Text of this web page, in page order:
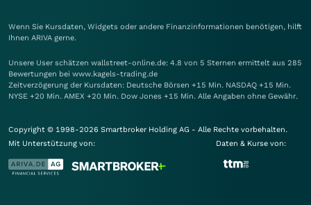
Wenn Sie Kursdaten, Widgets oder andere Finanzinformationen benötigen, hilft
Ihnen ARIVA gerne.
Unsere User schätzen wallstreet-online.de: 4.8 von 5 Sternen ermittelt aus 285
Bewertungen bei www.kagels-trading.de
Zeitverzögerung der Kursdaten: Deutsche Börsen +15 Min. NASDAQ +15 Min.
NYSE +20 Min. AMEX +20 Min. Dow Jones +15 Min. Alle Angaben ohne Gewähr.
Copyright © 1998-2026 Smartbroker Holding AG - Alle Rechte vorbehalten.
Mit Unterstützung von:
Daten & Kurse von: